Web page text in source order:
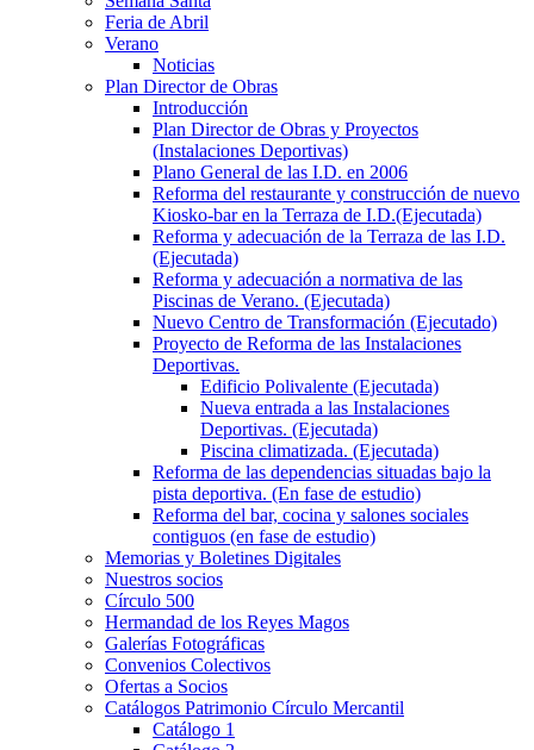
Feria de Abril
Verano
Noticias
Plan Director de Obras
Introducción
Plan Director de Obras y Proyectos
(Instalaciones Deportivas)
Plano General de las I.D. en 2006
Reforma del restaurante y construcción de nuevo
Kiosko-bar en la Terraza de I.D.(Ejecutada)
Reforma y adecuación de la Terraza de las I.D.
(Ejecutada)
Reforma y adecuación a normativa de las
Piscinas de Verano. (Ejecutada)
Nuevo Centro de Transformación (Ejecutado)
Proyecto de Reforma de las Instalaciones
Deportivas.
Edificio Polivalente (Ejecutada)
Nueva entrada a las Instalaciones
Deportivas. (Ejecutada)
Piscina climatizada. (Ejecutada)
Reforma de las dependencias situadas bajo la
pista deportiva. (En fase de estudio)
Reforma del bar, cocina y salones sociales
contiguos (en fase de estudio)
Memorias y Boletines Digitales
Nuestros socios
Círculo 500
Hermandad de los Reyes Magos
Galerías Fotográficas
Convenios Colectivos
Ofertas a Socios
Catálogos Patrimonio Círculo Mercantil
Catálogo 1